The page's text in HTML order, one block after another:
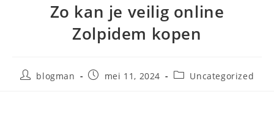
Zo kan je veilig online
Zolpidem kopen
blogman mei 11, 2024 Uncategorized